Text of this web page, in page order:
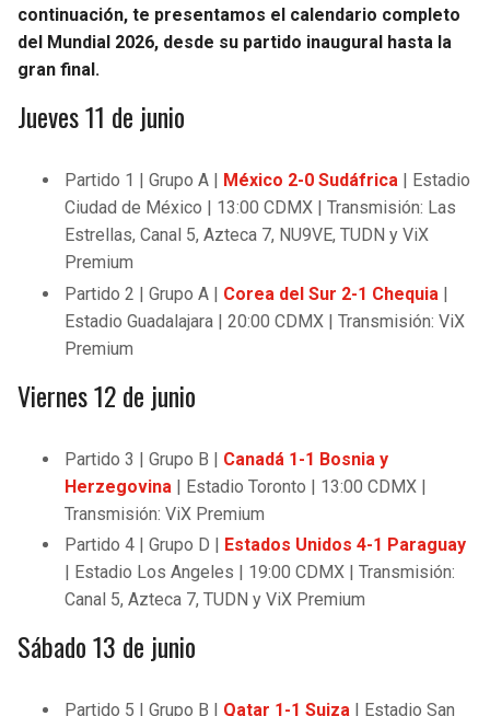
continuación, te presentamos el calendario completo
del Mundial 2026, desde su partido inaugural hasta la
gran final.
Jueves 11 de junio
Partido 1 | Grupo A | México 2-0 Sudáfrica | Estadio
Ciudad de México | 13:00 CDMX | Transmisión: Las
Estrellas, Canal 5, Azteca 7, NU9VE, TUDN y ViX
Premium
Partido 2 | Grupo A | Corea del Sur 2-1 Chequia |
Estadio Guadalajara | 20:00 CDMX | Transmisión: ViX
Premium
Viernes 12 de junio
Partido 3 | Grupo B | Canadá 1-1 Bosnia y
Herzegovina | Estadio Toronto | 13:00 CDMX |
Transmisión: ViX Premium
Partido 4 | Grupo D | Estados Unidos 4-1 Paraguay
| Estadio Los Angeles | 19:00 CDMX | Transmisión:
Canal 5, Azteca 7, TUDN y ViX Premium
Sábado 13 de junio
Partido 5 | Grupo B | Qatar 1-1 Suiza | Estadio San